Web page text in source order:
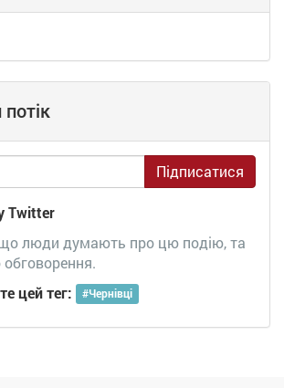
Підписатися
Twitter
люди думають про цю подію, та
обговорення.
цей тег:
#Чернівці